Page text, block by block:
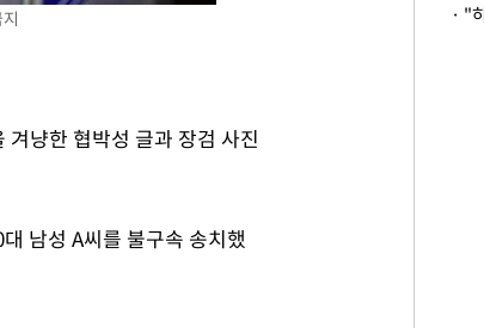
냥한 협박성 글과 장검 사진
남성 A씨를 불구속 송치했